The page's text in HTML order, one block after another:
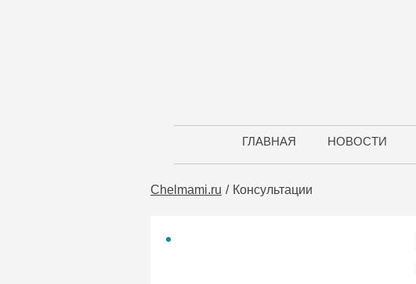
ГЛАВНАЯ НОВОСТИ
Chelmami.ru Консультации